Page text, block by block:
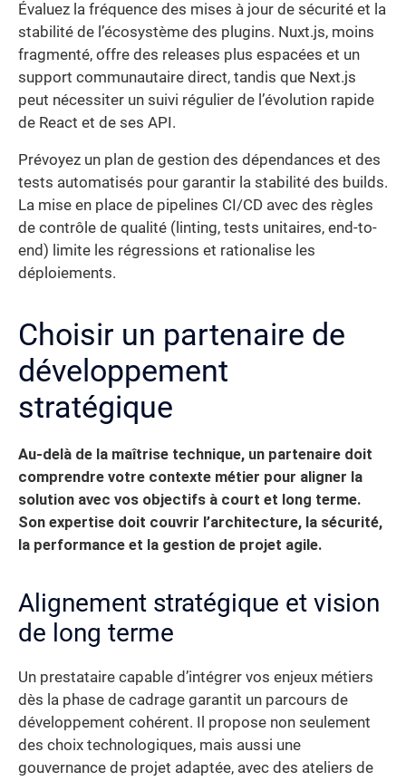
Évaluez la fréquence des mises à jour de sécurité et la
stabilité de l’écosystème des plugins. Nuxt.js, moins
fragmenté, offre des releases plus espacées et un
support communautaire direct, tandis que Next.js
peut nécessiter un suivi régulier de l’évolution rapide
de React et de ses API.
Prévoyez un plan de gestion des dépendances et des
tests automatisés pour garantir la stabilité des builds.
La mise en place de pipelines CI/CD avec des règles
de contrôle de qualité (linting, tests unitaires, end-to-
end) limite les régressions et rationalise les
déploiements.
Choisir un partenaire de
développement
stratégique
Au-delà de la maîtrise technique, un partenaire doit
comprendre votre contexte métier pour aligner la
solution avec vos objectifs à court et long terme.
Son expertise doit couvrir l’architecture, la sécurité,
la performance et la gestion de projet agile.
Alignement stratégique et vision
de long terme
Un prestataire capable d’intégrer vos enjeux métiers
dès la phase de cadrage garantit un parcours de
développement cohérent. Il propose non seulement
des choix technologiques, mais aussi une
gouvernance de projet adaptée, avec des ateliers de